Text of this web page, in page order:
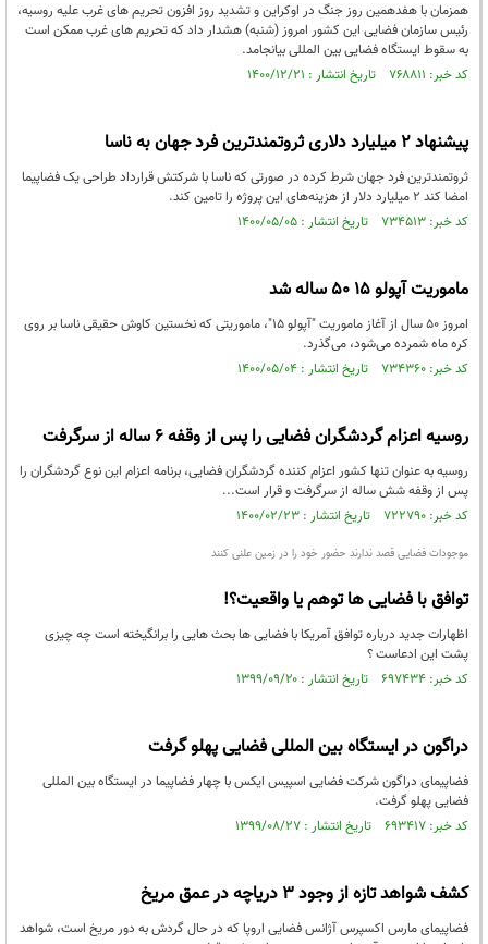
همزمان با هفدهمین روز جنگ در اوکراین و تشدید روز افزون تحریم های غرب علیه روسیه،
رئیس سازمان فضایی این کشور امروز (شنبه) هشدار داد که تحریم های غرب ممکن است
به سقوط ایستگاه فضایی بین المللی بیانجامد.
کد خبر: ۷۶۸۸۱۱ تاریخ انتشار : ۱۴۰۰/۱۲/۲۱
پیشنهاد 2 میلیارد دلاری ثروتمندترین فرد جهان به ناسا
ثروتمندترین فرد جهان شرط کرده در صورتی که ناسا با شرکتش قرارداد طراحی یک فضاپیما
امضا کند 2 میلیارد دلار از هزینه‌های این پروژه را تامین کند.
کد خبر: ۷۳۴۵۱۳ تاریخ انتشار : ۱۴۰۰/۰۵/۰۵
ماموریت آپولو ۱۵ ۵۰ ساله شد
امروز ۵۰ سال از آغاز ماموریت "آپولو ۱۵"، ماموریتی که نخستین کاوش حقیقی ناسا بر روی
کره ماه شمرده می‌شود، می‌گذرد.
کد خبر: ۷۳۴۳۶۰ تاریخ انتشار : ۱۴۰۰/۰۵/۰۴
روسیه اعزام گردشگران فضایی را پس از وقفه ۶ ساله از سرگرفت
روسیه به عنوان تنها کشور اعزام کننده گردشگران فضایی، برنامه اعزام این نوع گردشگران را
پس از وقفه شش ساله از سرگرفت و قرار است...
کد خبر: ۷۲۲۷۹۰ تاریخ انتشار : ۱۴۰۰/۰۲/۲۳
موجودات فضایی قصد ندارند حضور خود را در زمین علنی کنند
توافق با فضایی ها توهم یا واقعیت؟!
اظهارات جدید درباره توافق آمریکا با فضایی ها بحث هایی را برانگیخته است چه چیزی
پشت این ادعاست ؟
کد خبر: ۶۹۷۴۳۴ تاریخ انتشار : ۱۳۹۹/۰۹/۲۰
دراگون در ایستگاه بین المللی فضایی پهلو گرفت
فضاپیمای دراگون شرکت فضایی اسپیس ایکس با چهار فضاپیما در ایستگاه بین المللی
فضایی پهلو گرفت.
کد خبر: ۶۹۳۴۱۷ تاریخ انتشار : ۱۳۹۹/۰۸/۲۷
کشف شواهد تازه از وجود ۳ دریاچه در عمق مریخ
فضاپیمای مارس اکسپرس آژانس فضایی اروپا که در حال گردش به دور مریخ است، شواهد